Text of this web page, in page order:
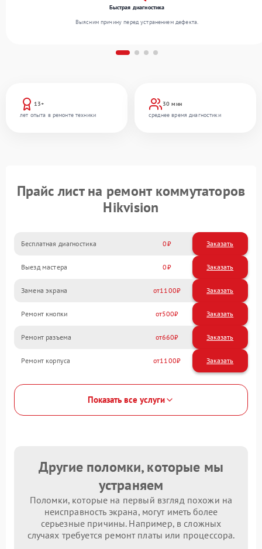
13+
лет опыта в ремонте техники
30 мин
среднее время диагностики
Быстрая диагностика
Выясним причину перед устранением дефекта.
Прайс лист на ремонт коммутаторов
Hikvision
Бесплатная диагностика 0 Заказать
Выезд мастера 0 Заказать
Замена экрана 1100
Ремонт кнопки 500
Ремонт разъема 660
Ремонт корпуса 1100
Показать все услуги
Другие поломки, которые мы
устраняем
Поломки, которые на первый взгляд похожи на
неисправность экрана, могут иметь более
серьезные причины. Например, в сложных
случаях требуется ремонт платы или процессора.